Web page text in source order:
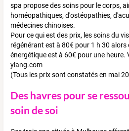
spa propose des soins pour le corps,
homéopathiques, d'ostéopathies,
médecines chinoises.
Pour ce qui est des prix, les soins du
régénérant est à 80€ pour 1 h 30
énergétique est à 60€ pour une heure.
ylang.com
(Tous les prix sont constatés en mai
Des havres pour se
soin de soi